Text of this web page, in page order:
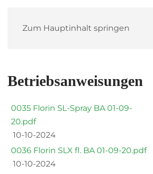
Zum Hauptinhalt springen
Betriebsanweisungen
0035 Florin SL-Spray BA 01-09-
20.pdf
10-10-2024
0036 Florin SLX fl. BA 01-09-20.pdf
10-10-2024